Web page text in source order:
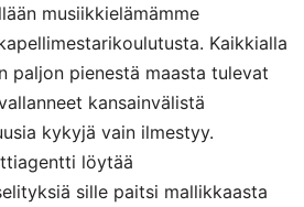
musiikkielämämme
Kaikkialla
paljon pienestä maasta tulevat
kansainvälistä
kykyjä vain ilmestyy.
löytää
sille paitsi mallikkaasta